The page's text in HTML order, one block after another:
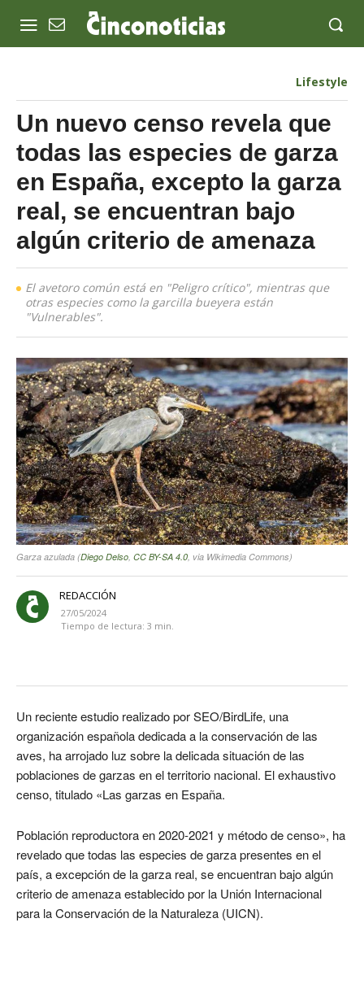
Lifestyle
Un nuevo censo revela que
todas las especies de garza
en España, excepto la garza
real, se encuentran bajo
algún criterio de amenaza
El avetoro común está en "Peligro crítico", mientras que
otras especies como la garcilla bueyera están
"Vulnerables".
Garza azulada (Diego Delso, CC BY-SA 4.0, via Wikimedia Commons)
REDACCIÓN
27/05/2024
Tiempo de lectura: 3 min.
Un reciente estudio realizado por SEO/BirdLife, una
organización española dedicada a la conservación de las
aves, ha arrojado luz sobre la delicada situación de las
poblaciones de garzas en el territorio nacional. El exhaustivo
censo, titulado «Las garzas en España.
Población reproductora en 2020-2021 y método de censo», ha
revelado que todas las especies de garza presentes en el
país, a excepción de la garza real, se encuentran bajo algún
criterio de amenaza establecido por la Unión Internacional
para la Conservación de la Naturaleza (UICN).